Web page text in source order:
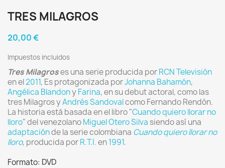
TRES MILAGROS
20,00 €
Impuestos incluidos
Tres Milagroses una serie producida porRCN Televisión
en el2011, Es protagonizada porJohanna Bahamón,
Angélica BlandonyFarina, en su debut actoral, como las
tres Milagros yAndrés Sandovalcomo Fernando Rendón.
La historia está basada en el libro "Cuando quiero llorar no
lloro" del venezolanoMiguel Otero Silva siendo así una
adaptaciónde la serie colombiana Cuando quiero llorar no
lloro, producida porR.T.I.en1991.
Formato: DVD